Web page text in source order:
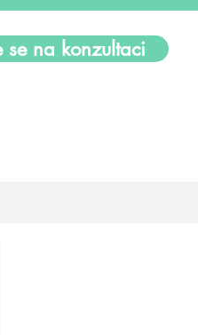
se na konzultaci